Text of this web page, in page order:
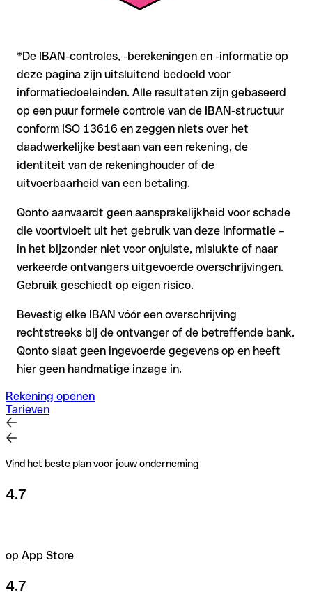
*De IBAN-controles, -berekeningen en -informatie op
deze pagina zijn uitsluitend bedoeld voor
informatiedoeleinden. Alle resultaten zijn gebaseerd
op een puur formele controle van de IBAN-structuur
conform ISO 13616 en zeggen niets over het
daadwerkelijke bestaan van een rekening, de
identiteit van de rekeninghouder of de
uitvoerbaarheid van een betaling.
Qonto aanvaardt geen aansprakelijkheid voor schade
die voortvloeit uit het gebruik van deze informatie –
in het bijzonder niet voor onjuiste, mislukte of naar
verkeerde ontvangers uitgevoerde overschrijvingen.
Gebruik geschiedt op eigen risico.
Bevestig elke IBAN vóór een overschrijving
rechtstreeks bij de ontvanger of de betreffende bank.
Qonto slaat geen ingevoerde gegevens op en heeft
hier geen handmatige inzage in.
Rekening openen
Tarieven
Vind het beste plan voor jouw onderneming
4.7
op App Store
4.7